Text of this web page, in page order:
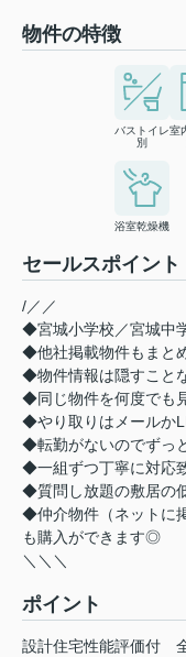
物件の特徴
バストイレ
別
室
浴室乾燥機
セールスポイント
/／／
◆宮城小学校／宮城中
◆他社掲載物件もまと
◆物件情報は隠すこと
◆同じ物件を何度でも
◆やり取りはメールか
◆転勤がないのでずっ
◆一組ずつ丁寧に対応
◆質問し放題の敷居の
◆仲介物件（ネットに
も購入ができます◎
＼＼＼
ポイント
設計住宅性能評価付